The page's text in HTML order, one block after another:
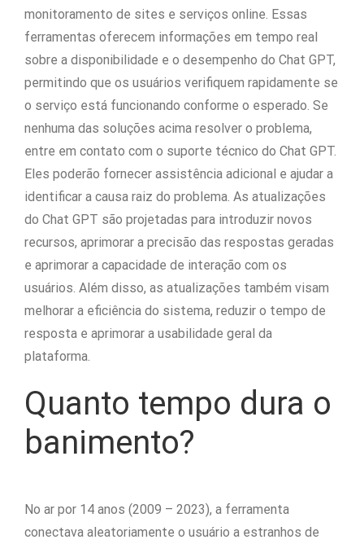
monitoramento de sites e serviços online. Essas
ferramentas oferecem informações em tempo real
sobre a disponibilidade e o desempenho do Chat GPT,
permitindo que os usuários verifiquem rapidamente se
o serviço está funcionando conforme o esperado. Se
nenhuma das soluções acima resolver o problema,
entre em contato com o suporte técnico do Chat GPT.
Eles poderão fornecer assistência adicional e ajudar a
identificar a causa raiz do problema. As atualizações
do Chat GPT são projetadas para introduzir novos
recursos, aprimorar a precisão das respostas geradas
e aprimorar a capacidade de interação com os
usuários. Além disso, as atualizações também visam
melhorar a eficiência do sistema, reduzir o tempo de
resposta e aprimorar a usabilidade geral da
plataforma.
Quanto tempo dura o
banimento?
No ar por 14 anos (2009 – 2023), a ferramenta
conectava aleatoriamente o usuário a estranhos de